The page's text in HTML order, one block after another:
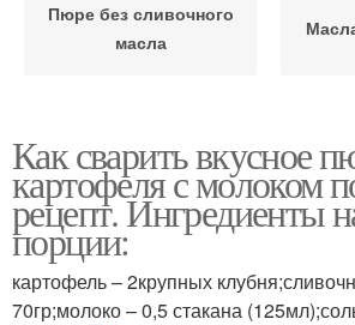
Пюре без сливочного
масла
Как сварить вкусное
картофеля с молоком
рецепт. Ингредиенты
порции:
картофель – 2крупных
70гр;молоко – 0,5 стакана